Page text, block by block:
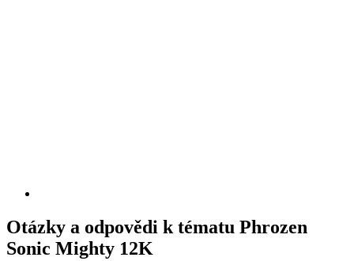
Otázky a odpovědi k tématu Phrozen
Sonic Mighty 12K